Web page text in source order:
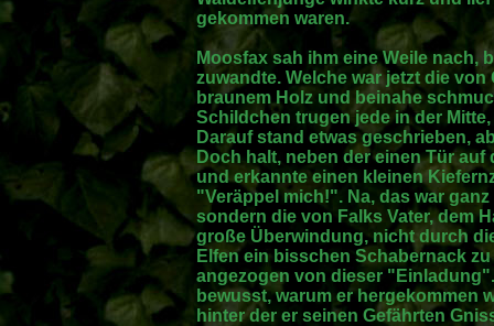
gekommen waren.
Moosfax sah ihm eine Weile nach,
zuwandte. Welche war jetzt die
braunem Holz und beinahe
Schildchen trugen jede in der
Darauf stand etwas geschrieben,
Doch halt, neben der einen Tür
und erkannte einen kleinen
"Veräppel mich!". Na, das war
sondern die von Falks Vater, dem
große Überwindung, nicht durch
Elfen ein bisschen Schabernack
angezogen von dieser
bewusst, warum er hergekommen
hinter der er seinen Gefährten